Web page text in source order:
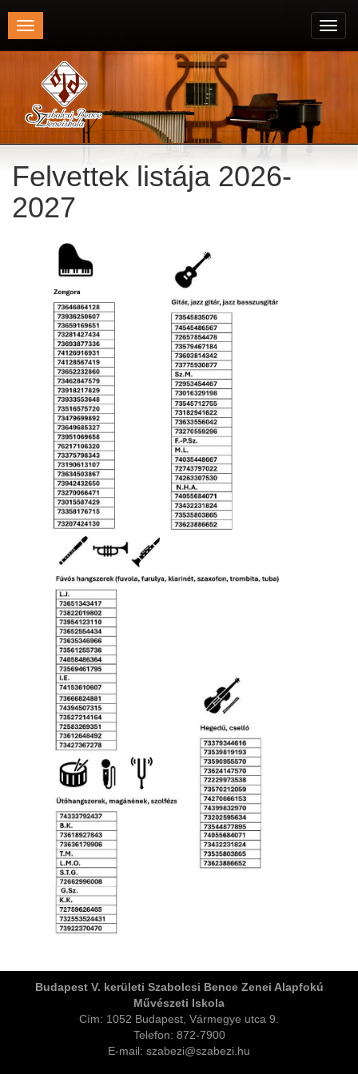
Toggle
navigation
Területi Válogatója
emlékére
Felvettek listája 2026-
2027
Budapest V. kerületi Szabolcsi Bence Zenei Alapfokú
Művészeti Iskola
Cím: 1052 Budapest, Vármegye utca 9.
Telefon: 872-7900
E-mail: szabezi@szabezi.hu